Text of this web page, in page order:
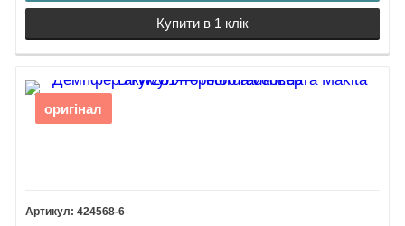
Купити в 1 клік
оригінал
424568-6